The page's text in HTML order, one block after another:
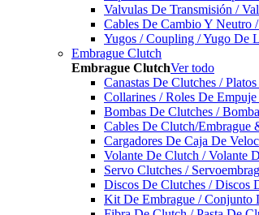
Valvulas De Transmisión /
Cables De Cambio Y Neutro
Yugos / Coupling / Yugo De
Embrague Clutch
Embrague ClutchVer todo
Canastas De Clutches /
Collarines / Roles De
Bombas De Clutches /
Cables De Clutch/Embrague
Cargadores De Caja De
Volante De Clutch / Volante
Servo Clutches /
Discos De Clutches / Discos
Kit De Embrague / Conjunto